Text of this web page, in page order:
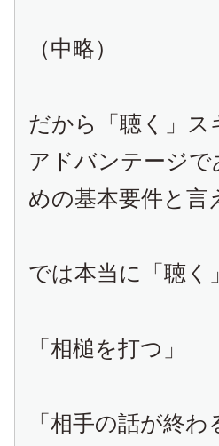
（中略）
だから「聴く」
アドバンテージ
めの基本要件と言
では本当に「聴く
「相槌を打つ」
「相手の話が終